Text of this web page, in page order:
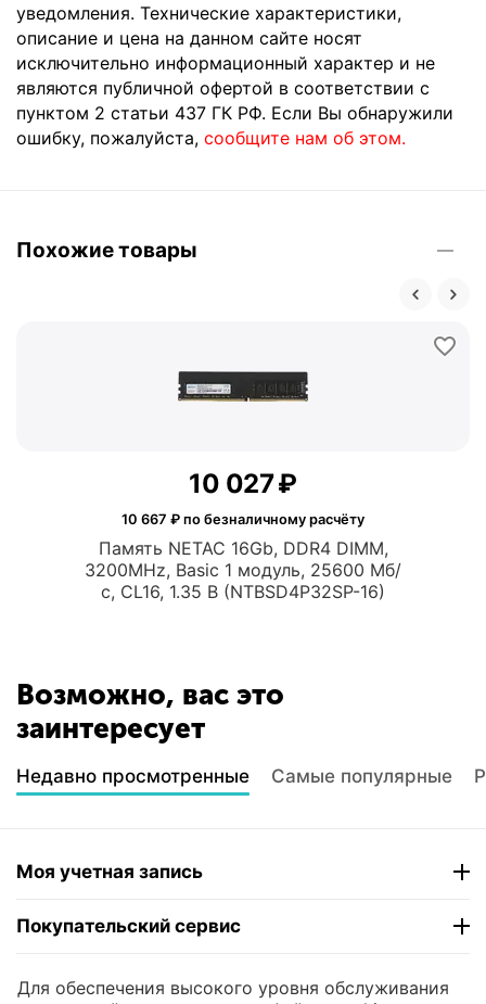
уведомления. Технические характеристики,
описание и цена на данном сайте носят
исключительно информационный характер и не
являются публичной офертой в соответствии с
пунктом 2 статьи 437 ГК РФ. Если Вы обнаружили
ошибку, пожалуйста, сообщите нам об этом.
Похожие товары
Память NETAC 16Gb, DDR4 DIMM,
3200MHz, Basic 1 модуль, 25600 Мб/
с, CL16, 1.35 В (NTBSD4P32SP-16)
10 027₽
10 667 ₽ по безналичному расчёту
Возможно, вас это
заинтересует
Недавно просмотренные Самые популярные
Моя учетная запись
Покупательский сервис
Контакты
Для обеспечения высокого уровня обслуживания